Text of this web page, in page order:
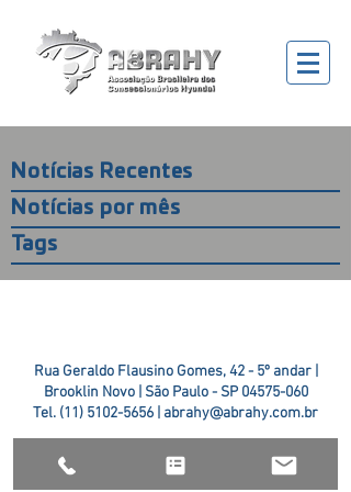
Notícias Recentes
Notícias por mês
Tags
Rua Geraldo Flausino Gomes, 42 - 5º andar |
Brooklin Novo | São Paulo - SP 04575-060
Tel. (11) 5102-5656 abrahy@abrahy.com.br
©2018 ABRAHY. criado pela TR2 Art + Design